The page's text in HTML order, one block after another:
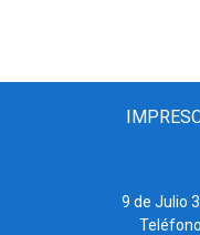
9 de Julio